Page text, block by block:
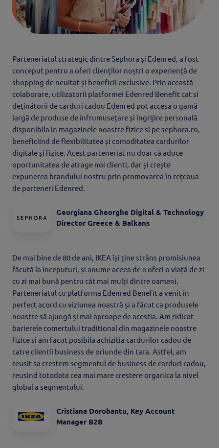
Parteneriatul strategic dintre Sephora și Edenred, a fost
conceput pentru a oferi clienților noștri o experiență de
shopping de neuitat și beneficii exclusive. Prin această
colaborare, utilizatorii platformei Edenred Benefit cat si
deținătorii de carduri cadou Edenred pot accesa o gamă
largă de produse de înfrumusețare și îngrijire personală
disponibila in magazinele noastre fizice si pe sephora.ro,
beneficiind de flexibilitatea și comoditatea cardurilor
digitale și fizice. Acest parteneriat nu doar că aduce
oportunitatea de atrage noi clienti, dar și crește
expunerea brandului nostru prin promovarea în rețeaua
de parteneri Edenred.
Georgiana Gheorghe Digital & Technology
Director Greece & Balkans
De mai bine de 80 de ani, IKEA își ține strâns promisiunea
făcută la începuturi, și anume aceea de a oferi o viață de zi
cu zi mai bună pentru cât mai mulți dintre oameni.
Parteneriatul cu platforma Edenred Benefit a venit în
perfect acord cu viziunea noastră și a făcut ca produsele
noastre să ajungă și mai aproape de acestia. Am ridicat
barierele comertului traditional din magazinele noastre
fizice si am facut posibila achizitia cardurilor cadou de
catre clientii business de oriunde din tara. Astfel, am
reusit sa crestem segmentul de business de carduri cadou,
reusind totodata cea mai mare crestere organica la nivel
global a segmentului.
Cristiana Dorobantu, Key Account
Manager B2B